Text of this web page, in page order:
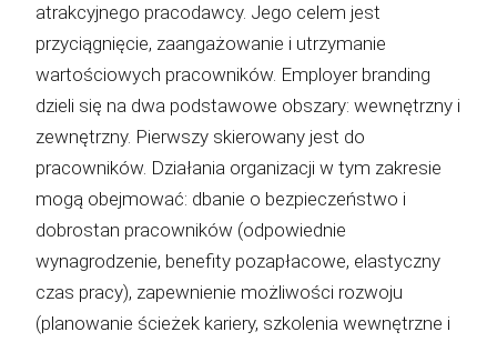
atrakcyjnego pracodawcy. Jego celem jest
przyciągnięcie, zaangażowanie i utrzymanie
wartościowych pracowników. Employer branding
dzieli się na dwa podstawowe obszary: wewnętrzny i
zewnętrzny. Pierwszy skierowany jest do
pracowników. Działania organizacji w tym zakresie
mogą obejmować: dbanie o bezpieczeństwo i
dobrostan pracowników (odpowiednie
wynagrodzenie, benefity pozapłacowe, elastyczny
czas pracy), zapewnienie możliwości rozwoju
(planowanie ścieżek kariery, szkolenia wewnętrzne i